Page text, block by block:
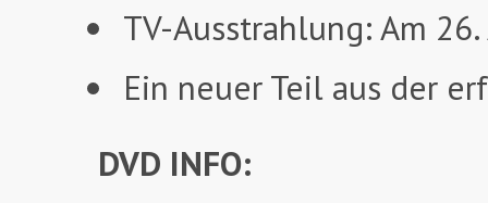
TV-Ausstrahlung: Am
Ein neuer Teil aus der
DVD INFO: